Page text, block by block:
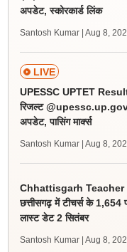
अपडेट, स्कोरकार्ड लिंक
Santosh Kumar | Aug 8,
LIVE
UPESSC UPTET
रिजल्ट
अपडेट, पासिंग मार्क्स
Santosh Kumar | Aug 8,
Chhattisgarh Teacher
छत्तीसगढ़ में टीचर्स के
लास्ट डेट 2 सितंबर
Santosh Kumar | Aug 8,